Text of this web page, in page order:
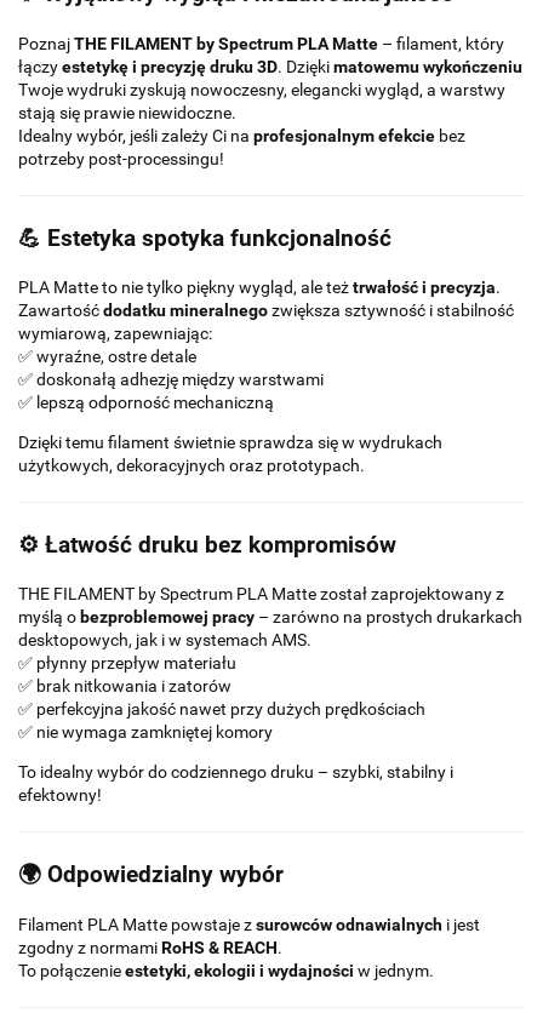
PoznajTHE FILAMENT by Spectrum PLA Matte – filament, który
łączyestetykę i precyzję druku 3D. Dziękimatowemu wykończeniu
Twoje wydruki zyskują nowoczesny, elegancki wygląd, a warstwy
stają się prawie niewidoczne.
Idealny wybór, jeśli zależy Ci na profesjonalnym efekcie bez
potrzeby post-processingu!
💪 Estetyka spotyka funkcjonalność
PLA Matte to nie tylko piękny wygląd, ale teżtrwałość i precyzja.
Zawartośćdodatku mineralnegozwiększa sztywność i stabilność
wymiarową, zapewniając:
✅ wyraźne, ostre detale
✅ doskonałą adhezję między warstwami
✅ lepszą odporność mechaniczną
Dzięki temu filament świetnie sprawdza się w wydrukach
użytkowych, dekoracyjnych oraz prototypach.
⚙️ Łatwość druku bez kompromisów
THE FILAMENT by Spectrum PLA Matte został zaprojektowany z
myślą o bezproblemowej pracy – zarówno na prostych drukarkach
desktopowych, jak i w systemach AMS.
✅ płynny przepływ materiału
✅ brak nitkowania i zatorów
✅ perfekcyjna jakość nawet przy dużych prędkościach
✅ nie wymaga zamkniętej komory
To idealny wybór do codziennego druku – szybki, stabilny i
efektowny!
🌍 Odpowiedzialny wybór
Filament PLA Matte powstaje zsurowców odnawialnych i jest
zgodny z normamiRoHS & REACH.
To połączenieestetyki, ekologii i wydajności w jednym.